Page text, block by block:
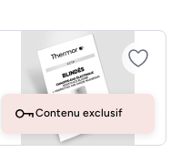
Contenu exclusif